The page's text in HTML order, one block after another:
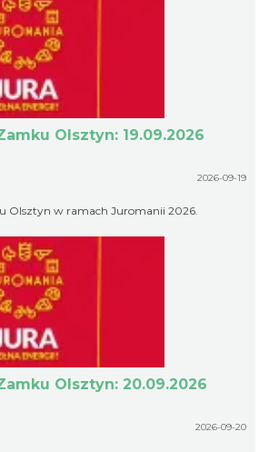
Olsztyn: 19.09.2026
2026-09-19
Olsztyn w ramach Juromanii 2026.
Olsztyn: 20.09.2026
2026-09-20